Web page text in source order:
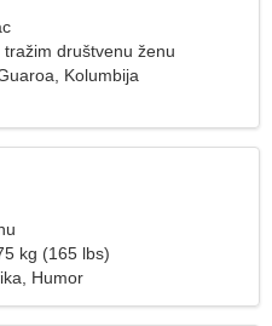
društvenu ženu
Kolumbija
kg (165 lbs)
Humor